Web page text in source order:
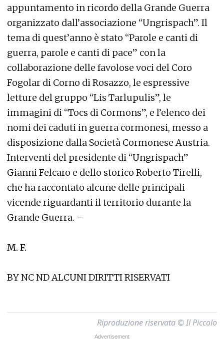
appuntamento in ricordo della Grande Guerra
organizzato dall’associazione “Ungrispach”. Il
tema di quest’anno è stato “Parole e canti di
guerra, parole e canti di pace” con la
collaborazione delle favolose voci del Coro
Fogolar di Corno di Rosazzo, le espressive
letture del gruppo “Lis Tarlupulis”, le
immagini di “Tocs di Cormons”, e l’elenco dei
nomi dei caduti in guerra cormonesi, messo a
disposizione dalla Società Cormonese Austria.
Interventi del presidente di “Ungrispach”
Gianni Felcaro e dello storico Roberto Tirelli,
che ha raccontato alcune delle principali
vicende riguardanti il territorio durante la
Grande Guerra. –
M. F.
BY NC ND ALCUNI DIRITTI RISERVATI
Riproduzione riservata © Il Piccolo